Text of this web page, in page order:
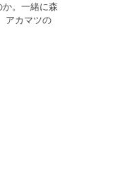
。一緒に森
アカマツの